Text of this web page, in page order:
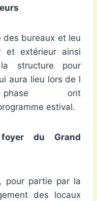
des bureaux et leu
et extérieur ainsi
structure pour
aura lieu lors de l
ont
estival.
du Grand
pour partie par la
des locaux